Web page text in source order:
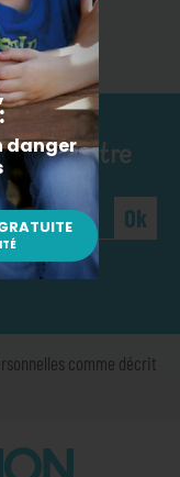
notre
Ok
comme décrit